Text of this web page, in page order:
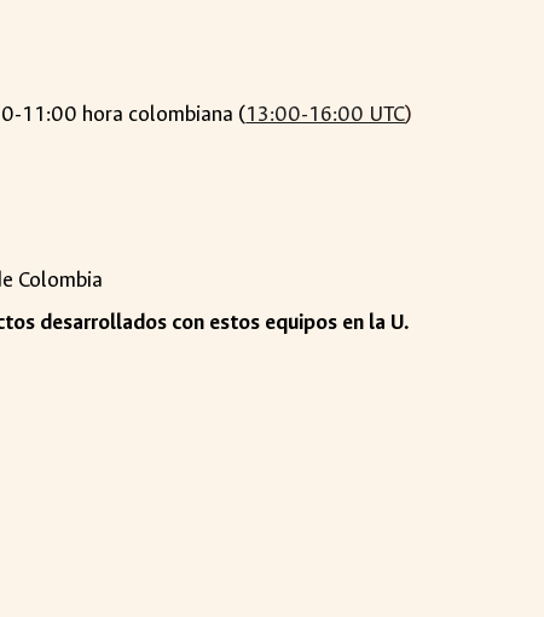
11:00 hora colombiana (13:00-16:00 UTC)
Colombia
desarrollados con estos equipos en la U.